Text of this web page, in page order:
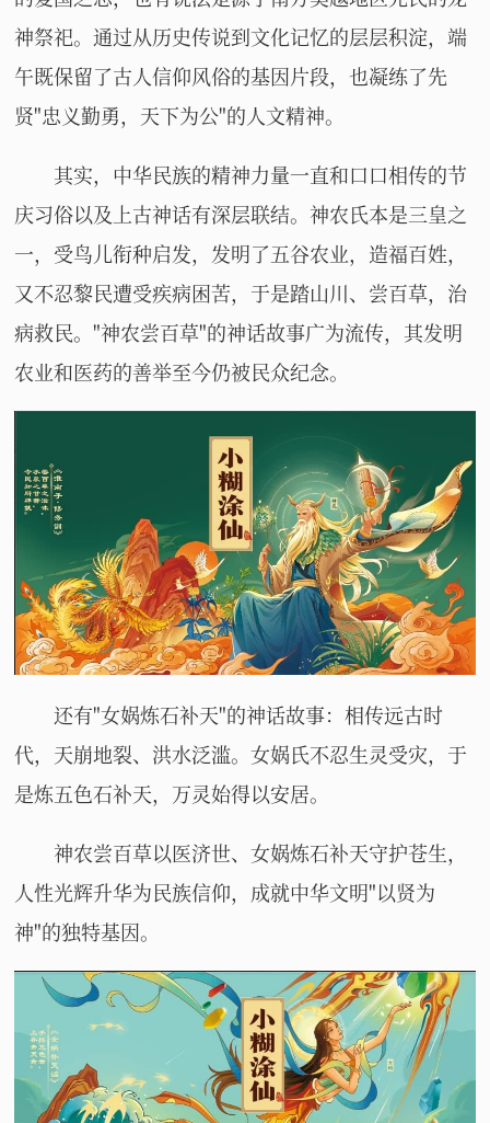
神祭祀。通过从历史传说到文化记忆的层层积淀，端
午既保留了古人信仰风俗的基因片段，也凝练了先
贤"忠义勤勇，天下为公"的人文精神。
其实，中华民族的精神力量一直和口口相传的节
庆习俗以及上古神话有深层联结。神农氏本是三皇之
一，受鸟儿衔种启发，发明了五谷农业，造福百姓，
又不忍黎民遭受疾病困苦，于是踏山川、尝百草，治
病救民。"神农尝百草"的神话故事广为流传，其发明
农业和医药的善举至今仍被民众纪念。
还有"女娲炼石补天"的神话故事：相传远古时
代，天崩地裂、洪水泛滥。女娲氏不忍生灵受灾，于
是炼五色石补天，万灵始得以安居。
神农尝百草以医济世、女娲炼石补天守护苍生，
人性光辉升华为民族信仰，成就中华文明"以贤为
神"的独特基因。